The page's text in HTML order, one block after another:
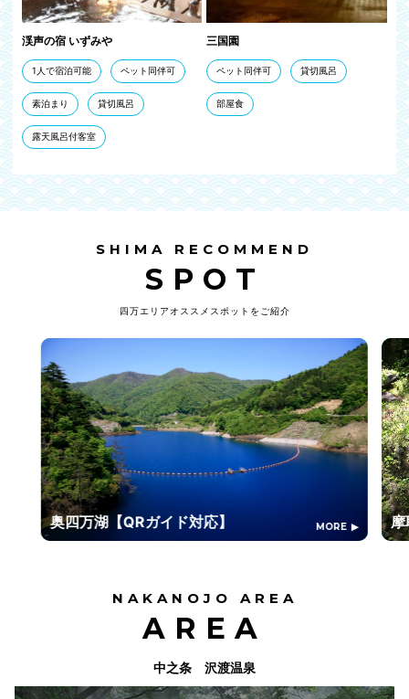
渓声の宿 いずみや
1人で宿泊可能 ペット同伴可
素泊まり 貸切風呂
露天風呂付客室
三国園
ペット同伴可 貸切風呂
部屋食
SHIMA RECOMMEND
SPOT
四万エリアオススメスポットをご紹介
奥四万湖【QRガイド対応】 MORE 摩
NAKANOJO AREA
AREA
中之条 沢渡温泉